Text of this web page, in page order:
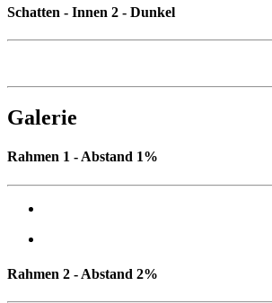
Schatten - Innen 2 - Dunkel
Galerie
Rahmen 1 - Abstand 1%
Rahmen 2 - Abstand 2%